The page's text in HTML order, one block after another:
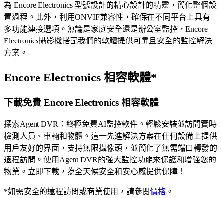
為 Encore Electronics 型號設計的精心設計的精靈，簡化整個設
置過程。此外，利用ONVIF兼容性，確保在不同平台上具有
多功能連接選項。無論是家庭安全還是辦公室監控，Encore
Electronics攝影機搭配我們的軟體提供可靠且安全的監控解決
方案。
Encore Electronics 相容軟體*
下載免費 Encore Electronics 相容軟體
探索Agent DVR：終極免費AI監控軟件。輕鬆安裝並訪問實時
檢測人員、車輛和物體。這一先進解決方案在任何設備上提供
用戶友好的界面，支持無限攝像頭，並簡化了無需端口轉發的
遠程訪問。使用Agent DVR的強大監控功能來保護和增強您的
物業。立即下載，為全天候安全和安心感提供保障！
*如需安全的遠程訪問或商業使用，請參閱價格 。